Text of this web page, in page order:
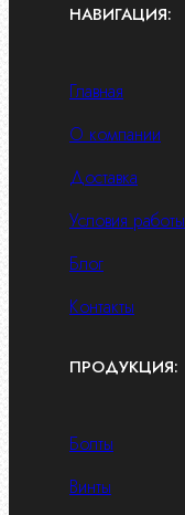
НАВИГАЦИЯ:
Главная
О компании
Доставка
Условия работы
Блог
Контакты
ПРОДУКЦИЯ:
Болты
Винты